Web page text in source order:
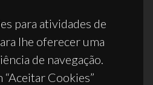
para atividades de
lhe oferecer uma
de navegação.
“Aceitar Cookies”